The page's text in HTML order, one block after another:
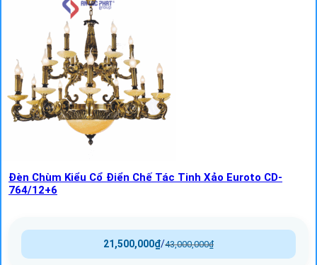
Đèn Chùm Kiểu Cổ Điển Chế Tác Tinh Xảo Euroto CD-
764/12+6
43,000,000₫
/
21,500,000₫